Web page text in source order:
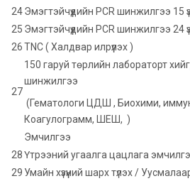
24Эмэгтэйчүүдийн PCR шинжилгээ 15
25 Эмэгтэйчүүдийн PCR шинжилгээ 24
26TNC ( Халдвар илрүүлэх )
27
150 гаруй төрлийн лабораторт
шинжилгээ
(Гематологи ЦДШ , Биохими,
Коагулограмм, ШЕШ, )
Эмчилгээ
28Үтрээний угаалга цацлага
29 Умайн хүзүүний шарх түлэх /